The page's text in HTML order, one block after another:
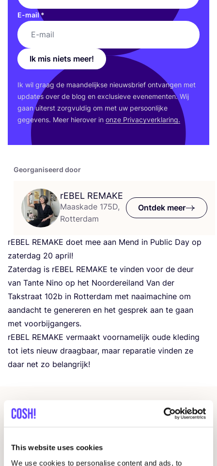
This website uses cookies
We use cookies to personalise content and ads, to
Georganiseerd door
rEBEL REMAKE
Maaskade 175D,
Rotterdam
Ontdek meer
rEBEL REMA­KE doet mee aan Mend in Public Day op
zater­dag 20 april!
Zater­dag is rEBEL REMA­KE te vin­den voor de deur
van Tan­te Nino op het Noor­der­ei­land Van der
Tak­straat 102b in Rot­ter­dam met naai­ma­chi­ne om
aan­dacht te gene­re­ren en het gesprek aan te gaan
met voorbijgangers.
rEBEL REMA­KE ver­maakt voor­na­me­lijk oude kle­ding
tot iets nieuw draag­baar, maar repa­ra­tie vin­den ze
daar net zo belangrijk!
E-mail*
Ik mis niets meer!
Ik wil graag de maan­de­lijk­se nieuws­brief ont­van­gen met
upda­tes over de blog en exclu­sie­ve eve­ne­men­ten. Wij
gaan uiterst zorg­vul­dig om met uw per­soon­lij­ke
gege­vens. Meer hier­over in onze Pri­va­cy­ver­kla­ring.
Gerelateerde evenementen